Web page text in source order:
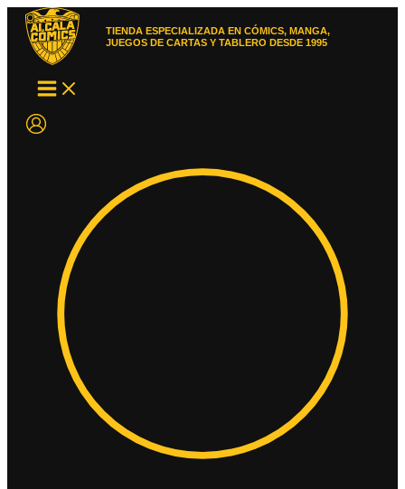
contenido
TIENDA ESPECIALIZADA EN CÓMICS, MANGA,
JUEGOS DE CARTAS Y TABLERO DESDE 1995